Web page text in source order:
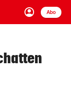
account_circle
Anmelden
Abo
close Schließen